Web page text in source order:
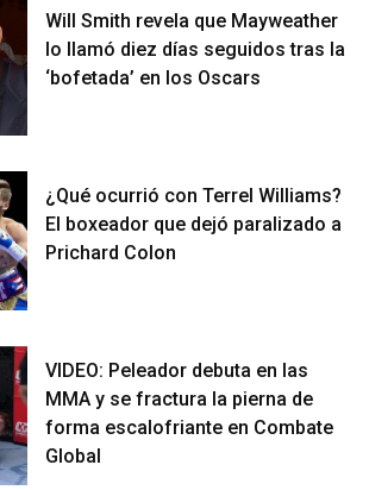
Will Smith revela que Mayweather
lo llamó diez días seguidos tras la
‘bofetada’ en los Oscars
¿Qué ocurrió con Terrel Williams?
El boxeador que dejó paralizado a
Prichard Colon
VIDEO: Peleador debuta en las
MMA y se fractura la pierna de
forma escalofriante en Combate
Global